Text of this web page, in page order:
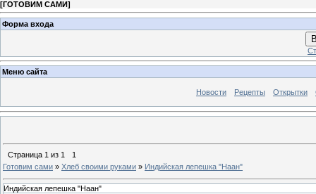
[ГОТОВИМ САМИ]
Форма входа
Меню сайта
Новости Рецепты Открытки
Страница 1 из 1
1
Готовим сами » Хлеб своими руками » Индийская лепешка "Наан"
Индийская лепешка "Наан"